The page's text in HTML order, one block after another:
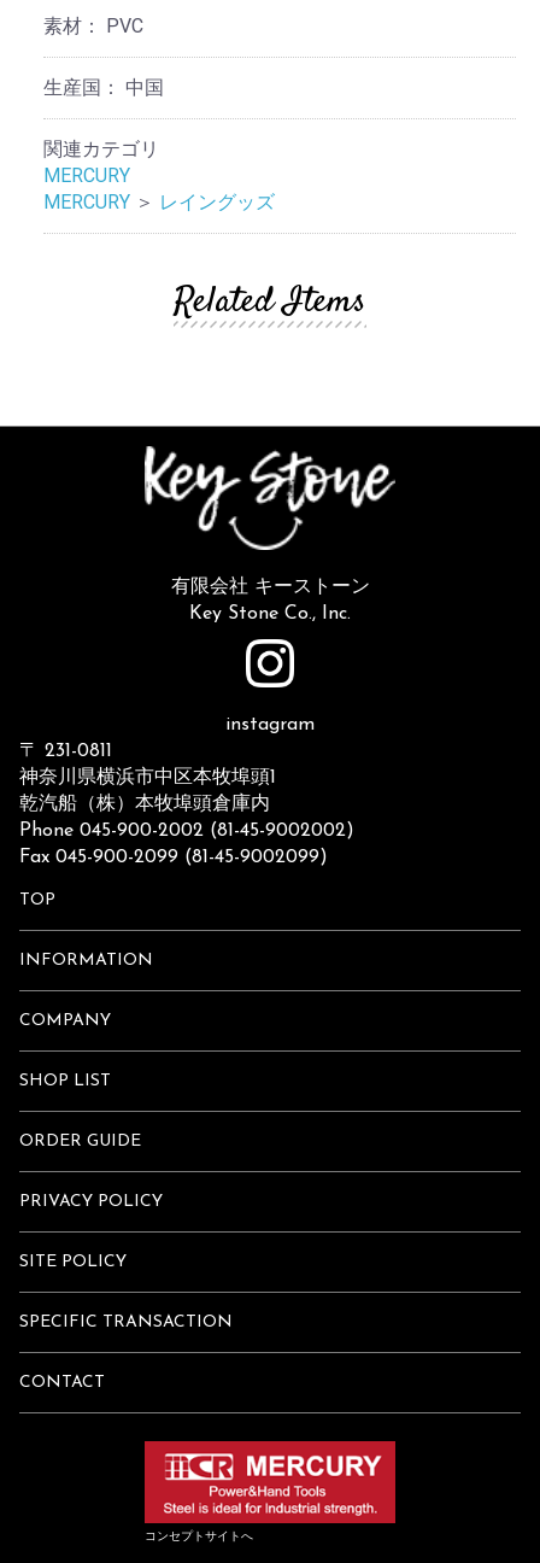
素材： PVC
生産国： 中国
関連カテゴリ
MERCURY
MERCURY ＞ レイングッズ
Related Items
有限会社 キーストーン
Key Stone Co., Inc.
instagram
〒 231-0811
神奈川県横浜市中区本牧埠頭1
乾汽船（株）本牧埠頭倉庫内
Phone 045-900-2002 (81-45-9002002)
Fax 045-900-2099 (81-45-9002099)
TOP
INFORMATION
COMPANY
SHOP LIST
ORDER GUIDE
PRIVACY POLICY
SITE POLICY
SPECIFIC TRANSACTION
CONTACT
コンセプトサイトへ